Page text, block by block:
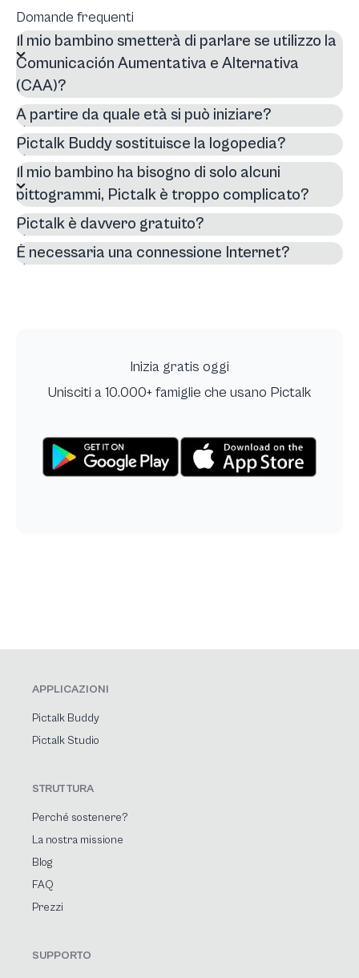
Domande frequenti
Il mio bambino smetterà di parlare se utilizzo la
Comunicación Aumentativa e Alternativa
(CAA)?
A partire da quale età si può iniziare?
Pictalk Buddy sostituisce la logopedia?
Il mio bambino ha bisogno di solo alcuni
pittogrammi, Pictalk è troppo complicato?
Pictalk è davvero gratuito?
È necessaria una connessione Internet?
Inizia gratis oggi
Unisciti a 10.000+ famiglie che usano Pictalk
APPLICAZIONI
Pictalk Buddy
Pictalk Studio
STRUTTURA
Perché sostenere?
La nostra missione
Blog
FAQ
Prezzi
SUPPORTO